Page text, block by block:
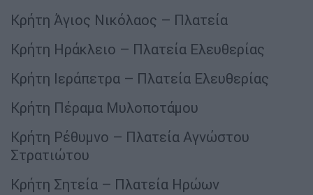
Κρήτη Άγιος Νικόλαος – Πλατεία
Κρήτη Ηράκλειο – Πλατεία Ελευθερίας
Κρήτη Ιεράπετρα – Πλατεία Ελευθερίας
Κρήτη Πέραμα Μυλοποτάμου
Κρήτη Ρέθυμνο – Πλατεία Αγνώστου
Στρατιώτου
Κρήτη Σητεία – Πλατεία Ηρώων